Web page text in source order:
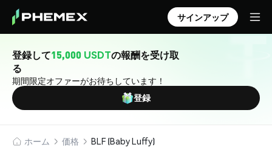
サインアップ
登録して15,000 USDTの報酬を受け取
る
期間限定オファーがお待ちしています！
登録
ホーム 価格 BLF (Baby Luffy)